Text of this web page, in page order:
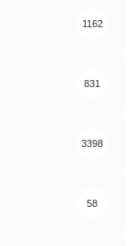
1162
831
3398
58